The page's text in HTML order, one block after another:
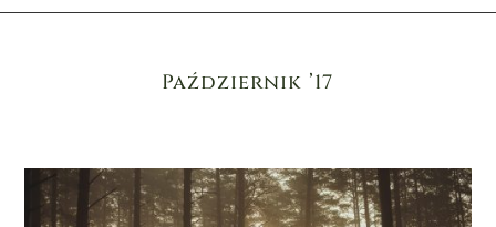
Październik ’17